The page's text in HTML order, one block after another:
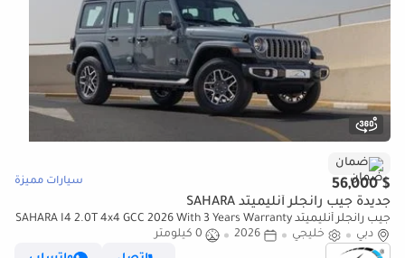
ضمان
$ 56,000 سيارات مميزة
جديدة جيب رانجلر أنليميتد SAHARA
جيب رانجلر أنليميتد SAHARA I4 2.0T 4x4 GCC 2026 With 3 Years Warranty
Or 60,000 Km @Official Dealer
دبي خليجي 2026
0 كيلومتر